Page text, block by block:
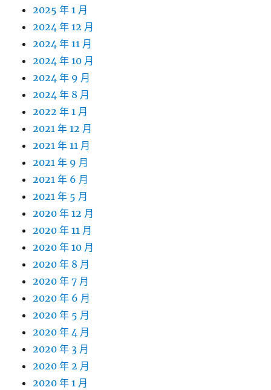
2025 年 1 月
2024 年 12 月
2024 年 11 月
2024 年 10 月
2024 年 9 月
2024 年 8 月
2022 年 1 月
2021 年 12 月
2021 年 11 月
2021 年 9 月
2021 年 6 月
2021 年 5 月
2020 年 12 月
2020 年 11 月
2020 年 10 月
2020 年 8 月
2020 年 7 月
2020 年 6 月
2020 年 5 月
2020 年 4 月
2020 年 3 月
2020 年 2 月
2020 年 1 月